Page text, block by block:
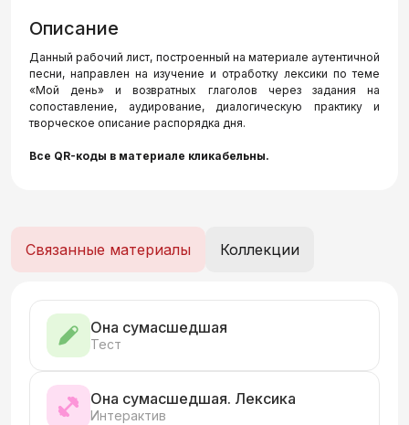
Описание
Данный рабочий лист, построенный на материале аутентичной
песни, направлен на изучение и отработку лексики по теме
«Мой день» и возвратных глаголов через задания на
сопоставление, аудирование, диалогическую практику и
творческое описание распорядка дня.
Все QR-коды в материале кликабельны.
Связанные материалы Коллекции
Она сумасшедшая
Тест
Она сумасшедшая. Лексика
Интерактив